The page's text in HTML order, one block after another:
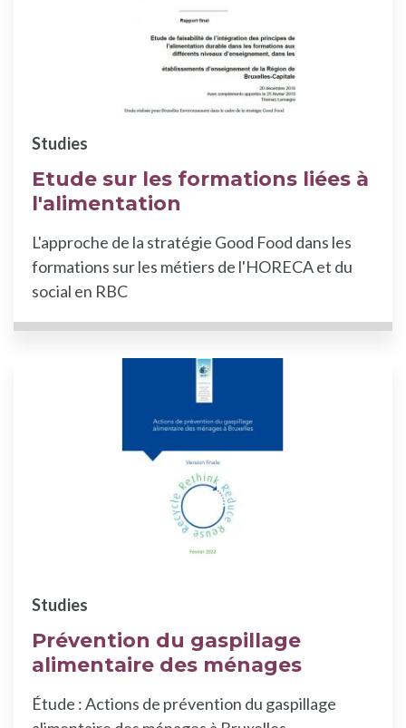
Etude sur les formations liées à
l'alimentation
Studies
L'approche de la stratégie Good Food dans les
formations sur les métiers de l'HORECA et du
social en RBC
Prévention du gaspillage
alimentaire des ménages
Studies
Étude : Actions de prévention du gaspillage